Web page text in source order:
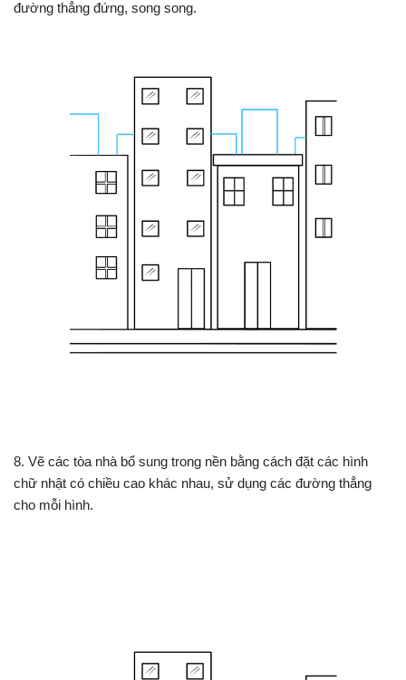
đường thẳng đứng, song song.
8. Vẽ các tòa nhà bổ sung trong nền bằng cách đặt các hình
chữ nhật có chiều cao khác nhau, sử dụng các đường thẳng
cho mỗi hình.